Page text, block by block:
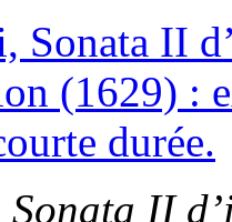
Sonata II